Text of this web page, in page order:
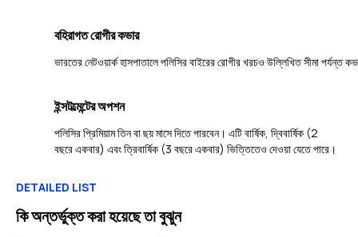
বহিরাগত রোগীর কভার
ভারতের নেটওয়ার্ক হাসপাতালে পলিসির বাইরের রোগীর খরচও উল্লিখিত সীমা পর্যন্ত
ইন্সটল্মেন্টের অপশন
পলিসির প্রিমিয়াম তিন বা ছয় মাসে দিতে পারবেন। এটি বার্ষিক, দ্বিবার্ষিক (2
বছরে একবার) এবং ত্রিবার্ষিক (3 বছরে একবার) ভিত্তিতেও দেওয়া যেতে পারে।
DETAILED LIST
কি অন্তর্ভুক্ত করা হয়েছে তা বুঝুন